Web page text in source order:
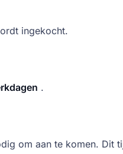
ingekocht.
.
om aan te komen. Dit